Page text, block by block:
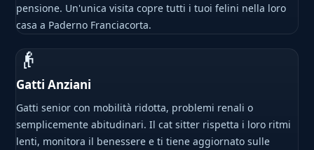
pensione. Un'unica visita copre tutti i tuoi felini nella loro
casa a Paderno Franciacorta.
👴
Gatti Anziani
Gatti senior con mobilità ridotta, problemi renali o
semplicemente abitudinari. Il cat sitter rispetta i loro ritmi
lenti, monitora il benessere e ti tiene aggiornato sulle